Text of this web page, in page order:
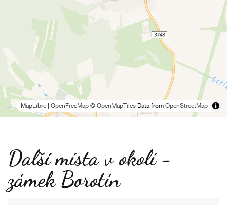
MapLibre OpenFreeMap © OpenMapTiles Data from OpenStreetMap
Další místa v okolí -
zámek Borotín